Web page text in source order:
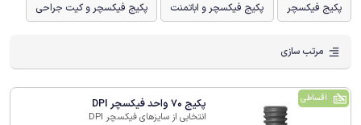
پکیج فیکسچر پکیج فیکسچر و اباتمنت پکیج فیکسچر و کیت جراحی
مرتب سازی
اقساطی پکیج 70 واحد فیکسچر DPI
انتخابی از سایزهای فیکسچر DPI